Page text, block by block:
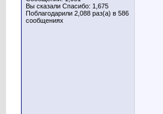
Вы сказали Спасибо: 1,675
Поблагодарили 2,088 раз(а) в 586
сообщениях